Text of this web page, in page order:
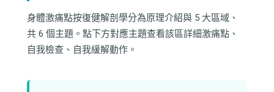
身體激痛點按復健解剖學分為原理介紹與 5 大區域、
共 6 個主題。點下方對應主題查看該區詳細激痛點、
自我檢查、自我緩解動作。